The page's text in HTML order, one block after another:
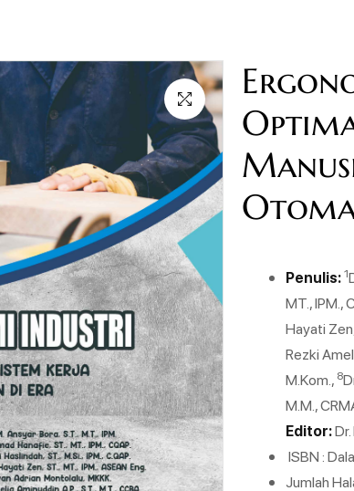
Penulis:1
MT., IPM.,
Hayati
Rezki
M.Kom., 8
M.M.,
Editor:Dr.
ISBN :
Jumlah